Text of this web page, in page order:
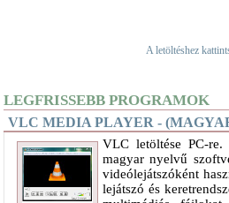
A letöltéshez
LEGFRISSEBB PROGRAMOK
VLC MEDIA PLAYER -
VLC letöltése PC-
magyar nyelvű
videólejátszóként
lejátszó és